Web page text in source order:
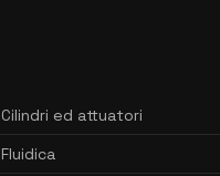
Cilindri ed attuatori
Fluidica